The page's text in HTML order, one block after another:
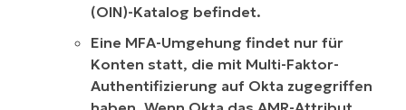
(OIN)-Katalog befindet.
Eine MFA-Umgehung findet nur für
Konten statt, die mit Multi-Faktor-
Authentifizierung auf Okta zugegriffen